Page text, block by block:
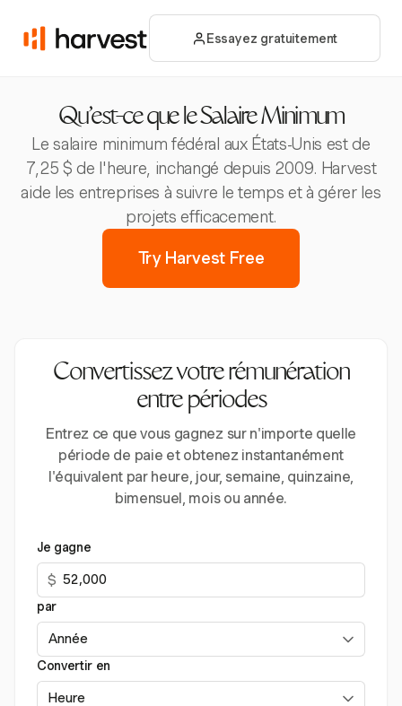
Essayez gratuitement
Qu'est-ce que le Salaire Minimum
Le salaire minimum fédéral aux États-Unis est de
7,25 $ de l'heure, inchangé depuis 2009. Harvest
aide les entreprises à suivre le temps et à gérer les
projets efficacement.
Try Harvest Free
Convertissez votre rémunération
entre périodes
Entrez ce que vous gagnez sur n'importe quelle
période de paie et obtenez instantanément
l'équivalent par heure, jour, semaine, quinzaine,
bimensuel, mois ou année.
Je gagne
$
par
Convertir en